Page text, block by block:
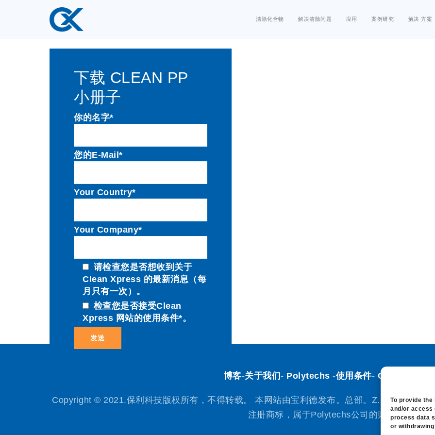
To provide
and/or access
process data
or
清除化合物 解决清除问题 应用 案例研究 解决 方案
下载 CLEAN PP
小册子
你的名字*
您的E-Mail*
Your Country*
Your Company*
请检查您是否想收到关于
Clean Xpress 的最新消息（每
月只有一次）。
检查您是否接受Clean
Xpress 网站的使用条件*。
博客-关于我们- Polytechs -使用条件- Cookie 政策
Copyright © 2021.保利科技版权所有，不得转载。 本网站由宝利德发布。总部。Z.I. de la
注册商标，属于Polytechs公司的财产。